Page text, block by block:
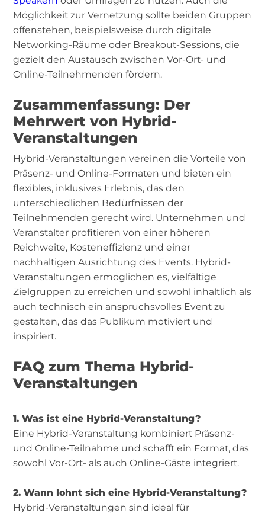
Möglichkeit zur Vernetzung sollte beiden Gruppen
offenstehen, beispielsweise durch digitale
Networking-Räume oder Breakout-Sessions, die
gezielt den Austausch zwischen Vor-Ort- und
Online-Teilnehmenden fördern.
Zusammenfassung: Der
Mehrwert von Hybrid-
Veranstaltungen
Hybrid-Veranstaltungen vereinen die Vorteile von
Präsenz- und Online-Formaten und bieten ein
flexibles, inklusives Erlebnis, das den
unterschiedlichen Bedürfnissen der
Teilnehmenden gerecht wird. Unternehmen und
Veranstalter profitieren von einer höheren
Reichweite, Kosteneffizienz und einer
nachhaltigen Ausrichtung des Events. Hybrid-
Veranstaltungen ermöglichen es, vielfältige
Zielgruppen zu erreichen und sowohl inhaltlich als
auch technisch ein anspruchsvolles Event zu
gestalten, das das Publikum motiviert und
inspiriert.
FAQ zum Thema Hybrid-
Veranstaltungen
1. Was ist eine Hybrid-Veranstaltung?
Eine Hybrid-Veranstaltung kombiniert Präsenz-
und Online-Teilnahme und schafft ein Format, das
sowohl Vor-Ort- als auch Online-Gäste integriert.
2. Wann lohnt sich eine Hybrid-Veranstaltung?
Hybrid-Veranstaltungen sind ideal für